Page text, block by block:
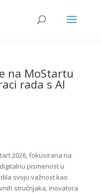
na MoStartu
rada s AI
2026, fokusirana na
pismenost u
svoju važnost kao
stručnjaka, inovatora